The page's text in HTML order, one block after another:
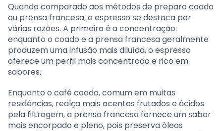
Quando comparado aos métodos de preparo coado
ou prensa francesa, o espresso se destaca por
várias razões. A primeira é a concentração:
enquanto o coado e a prensa francesa geralmente
produzem uma infusão mais diluída, o espresso
oferece um perfil mais concentrado e rico em
sabores.
Enquanto o café coado, comum em muitas
residências, realça mais acentos frutados e ácidos
pela filtragem, a prensa francesa fornece um sabor
mais encorpado e pleno, pois preserva óleos